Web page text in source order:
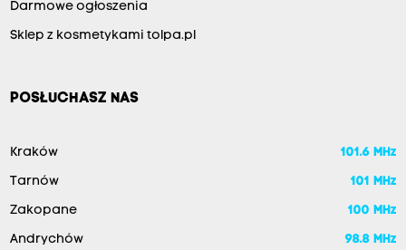
Darmowe ogłoszenia
Sklep z kosmetykami tolpa.pl
POSŁUCHASZ NAS
Kraków 101.6 MHz
Tarnów 101 MHz
Zakopane 100 MHz
Andrychów 98.8 MHz